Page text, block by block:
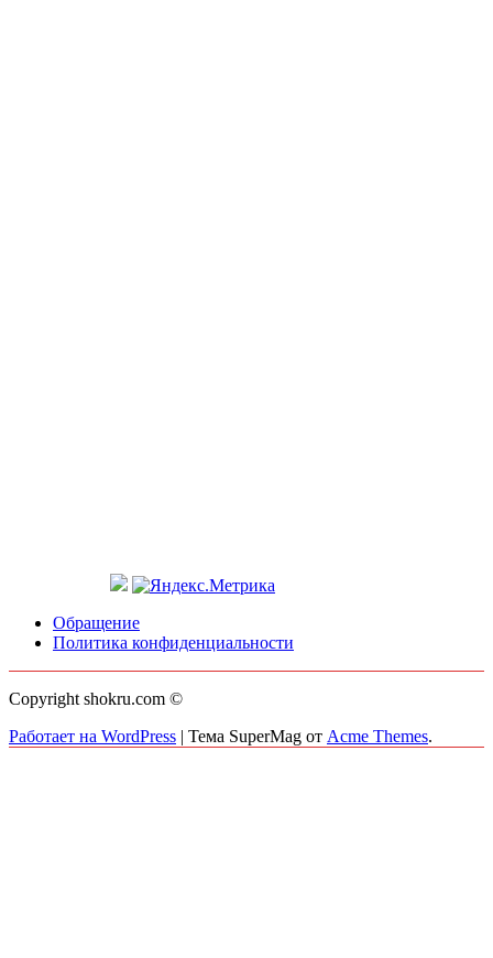
Обращение
Политика конфиденциальности
Copyright shokru.com ©
Работает на WordPress | Тема SuperMag от Acme Themes.